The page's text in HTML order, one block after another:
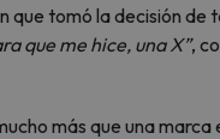
que tomó la decisión de
que me hice, una X”,
más que una